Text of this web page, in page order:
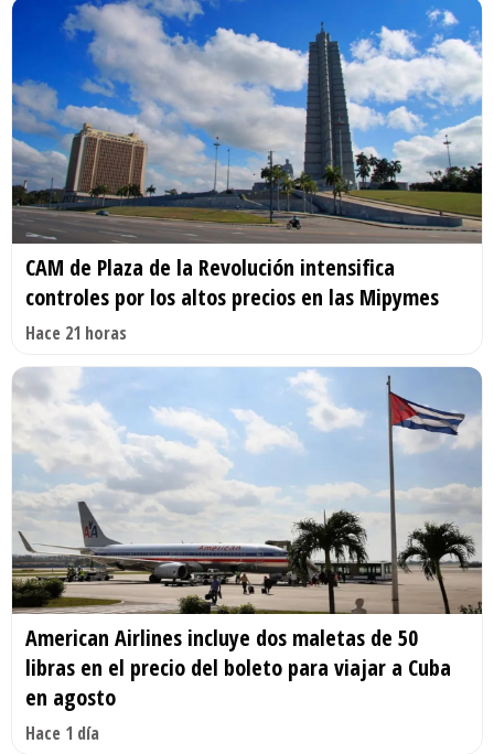
CAM de Plaza de la Revolución intensifica
controles por los altos precios en las Mipymes
Hace 21 horas
American Airlines incluye dos maletas de 50
libras en el precio del boleto para viajar a Cuba
en agosto
Hace 1 día